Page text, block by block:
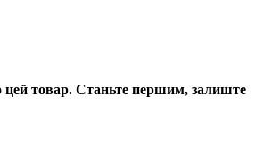
цей товар. Станьте першим, залиште